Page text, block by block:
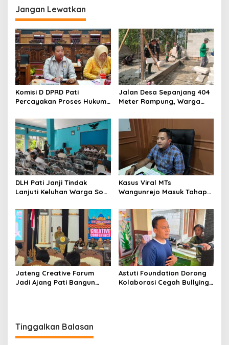
Jangan Lewatkan
Komisi D DPRD Pati
Percayakan Proses Hukum
kepada Polisi
Jalan Desa Sepanjang 404
Meter Rampung, Warga
Rasakan Manfaat
DLH Pati Janji Tindak
Lanjuti Keluhan Warga Soal
Kasus Viral MTs
Wangunrejo Masuk Tahap
Kumpulkan Alat Bukti
Jateng Creative Forum
Jadi Ajang Pati Bangun
Astuti Foundation Dorong
Kolaborasi Cegah Bullying
Tinggalkan Balasan